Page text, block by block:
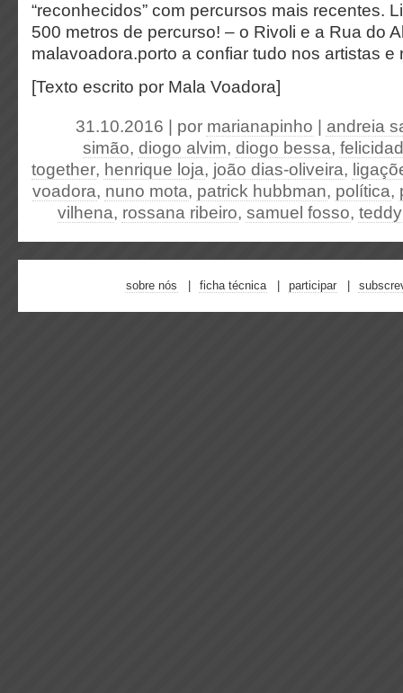
“reconhecidos” com percursos mais recentes.
500 metros de percurso! – o Rivoli e a Rua do
malavoadora.porto a confiar tudo nos artistas e
[Texto escrito por Mala Voadora]
31.10.2016 | por marianapinho
andreia
simão, diogo alvim, diogo bessa,
together, henrique loja, joão dias-oliveira,
voadora, nuno mota, patrick hubbman, política,
vilhena, rossana ribeiro, samuel fosso,
sobre nós ficha técnica participar